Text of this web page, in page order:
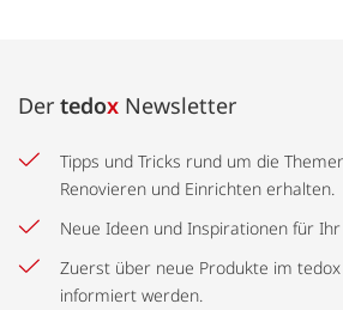
Der tedox Newsletter
Tipps und Tricks rund um die
Renovieren und Einrichten erhalten.
Neue Ideen und Inspirationen für
Zuerst über neue Produkte im
informiert werden.